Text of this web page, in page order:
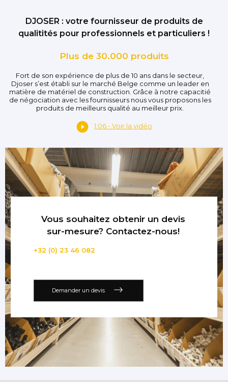
DJOSER : votre fournisseur de produits de
qualitités pour professionnels et particuliers !
Plus de 30.000 produits
Fort de son expérience de plus de 10 ans dans le secteur,
Djoser s’est établi sur le marché Belge comme un leader en
matière de matériel de construction. Grâce à notre capacitié
de négociation avec les fournisseurs nous vous proposons les
produits de meilleurs qualité au meilleur prix.
1:06 - Voir la vidéo
Vous souhaitez obtenir un devis
sur-mesure? Contactez-nous!
+32 (0) 23 46 082
Demander un devis